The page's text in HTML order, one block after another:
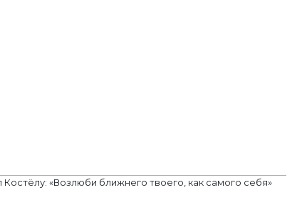
«Возлюби ближнего твоего, как самого себя»